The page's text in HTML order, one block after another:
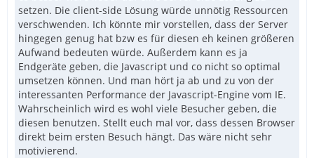
setzen. Die client-side Lösung würde unnötig Ressourcen
verschwenden. Ich könnte mir vorstellen, dass der Server
hingegen genug hat bzw es für diesen eh keinen größeren
Aufwand bedeuten würde. Außerdem kann es ja
Endgeräte geben, die Javascript und co nicht so optimal
umsetzen können. Und man hört ja ab und zu von der
interessanten Performance der Javascript-Engine vom IE.
Wahrscheinlich wird es wohl viele Besucher geben, die
diesen benutzen. Stellt euch mal vor, dass dessen Browser
direkt beim ersten Besuch hängt. Das wäre nicht sehr
motivierend.